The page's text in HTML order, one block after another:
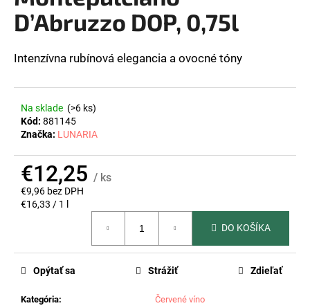
5
hviezdičiek.
D’Abruzzo DOP, 0,75l
Intenzívna rubínová elegancia a ovocné tóny
Na sklade (>6 ks)
Kód: 881145
Značka: LUNARIA
€12,25 / ks
€9,96 bez DPH
Jednotková
€16,33 / 1 l
DO KOŠÍKA
Kategória: Červené víno
Opýtať sa Strážiť Zdieľať
á
j
s
?
p
o
ú